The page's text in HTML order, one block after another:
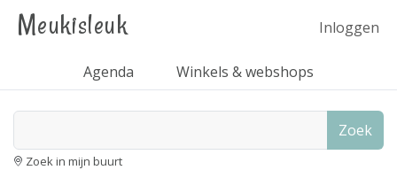
Meukisleuk Inloggen
Agenda Winkels & webshops
Zoek
Zoek in mijn buurt